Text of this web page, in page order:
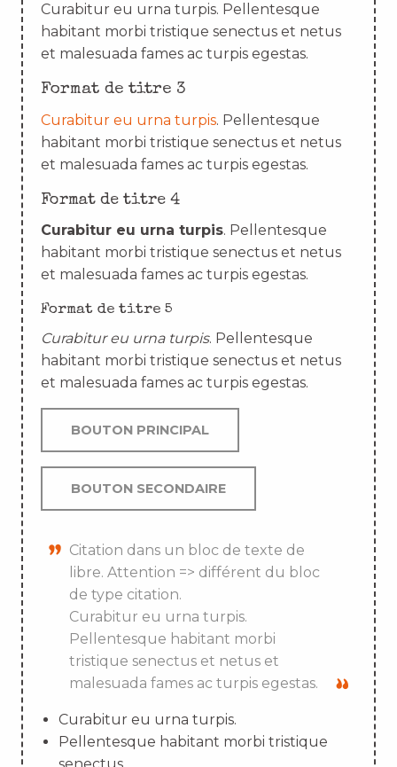
Curabitur eu urna turpis. Pellentesque
habitant morbi tristique senectus et netus
et malesuada fames ac turpis egestas.
Format de titre 3
Curabitur eu urna turpis. Pellentesque
habitant morbi tristique senectus et netus
et malesuada fames ac turpis egestas.
Format de titre 4
Curabitur eu urna turpis. Pellentesque
habitant morbi tristique senectus et netus
et malesuada fames ac turpis egestas.
Format de titre 5
Curabitur eu urna turpis. Pellentesque
habitant morbi tristique senectus et netus
et malesuada fames ac turpis egestas.
BOUTON PRINCIPAL
BOUTON SECONDAIRE
Citation dans un bloc de texte de
libre. Attention => différent du bloc
de type citation.
Curabitur eu urna turpis.
Pellentesque habitant morbi
tristique senectus et netus et
malesuada fames ac turpis egestas.
Curabitur eu urna turpis.
Pellentesque habitant morbi tristique